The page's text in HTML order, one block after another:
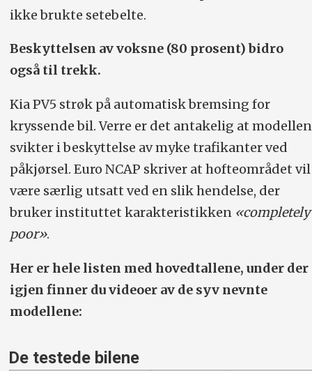
ikke brukte setebelte.
Beskyttelsen av voksne (80 prosent) bidro
også til trekk.
Kia PV5 strøk på automatisk bremsing for
kryssende bil. Verre er det antakelig at modellen
svikter i beskyttelse av myke trafikanter ved
påkjørsel. Euro NCAP skriver at hofteområdet vil
være særlig utsatt ved en slik hendelse, der
bruker instituttet karakteristikken «completely
poor».
Her er hele listen med hovedtallene, under der
igjen finner du videoer av de syv nevnte
modellene:
De testede bilene